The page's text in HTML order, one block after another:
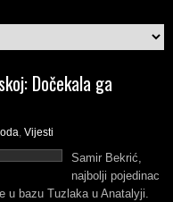
Dočekala ga
, Vijesti
Samir Bekrić,
najbolji pojedinac
u bazu Tuzlaka u Anatalyji.